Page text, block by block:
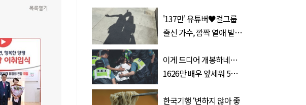
'137만' 유튜버♥걸그룹
출신 가수, 깜짝 열애 발
(+사진)
이게 드디어 개봉하네…
1626만 배우 앞세워 5년
한국기행 ‘변하지 않아 좋